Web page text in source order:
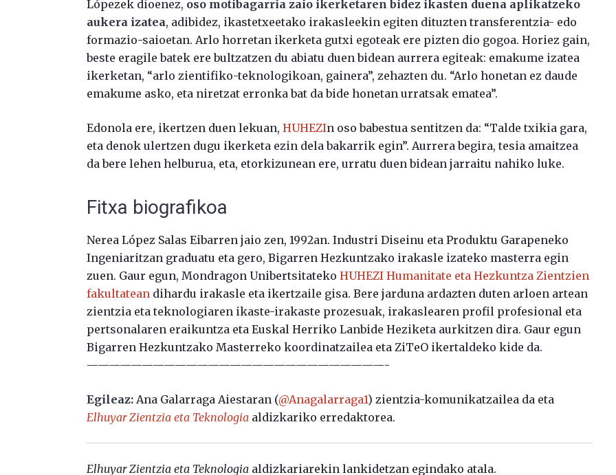
Lópezek dioenez, oso motibagarria zaio ikerketaren bidez ikasten duena aplikatzeko
aukera izatea, adibidez, ikastetxeetako irakasleekin egiten dituzten transferentzia- edo
formazio-saioetan. Arlo horretan ikerketa gutxi egoteak ere pizten dio gogoa. Horiez gain,
beste eragile batek ere bultzatzen du abiatu duen bidean aurrera egiteak: emakume izatea
ikerketan, “arlo zientifiko-teknologikoan, gainera”, zehazten du. “Arlo honetan ez daude
emakume asko, eta niretzat erronka bat da bide honetan urratsak ematea”.
Edonola ere, ikertzen duen lekuan,HUHEZIn oso babestua sentitzen da: “Talde txikia gara,
eta denok ulertzen dugu ikerketa ezin dela bakarrik egin”. Aurrera begira, tesia amaitzea
da bere lehen helburua, eta, etorkizunean ere, urratu duen bidean jarraitu nahiko luke.
Fitxa biografikoa
Nerea López Salas Eibarren jaio zen, 1992an. Industri Diseinu eta Produktu Garapeneko
Ingeniaritzan graduatu eta gero, Bigarren Hezkuntzako irakasle izateko masterra egin
zuen. Gaur egun, Mondragon UnibertsitatekoHUHEZI Humanitate eta Hezkuntza Zientzien
fakultatean dihardu irakasle eta ikertzaile gisa. Bere jarduna ardazten duten arloen artean
zientzia eta teknologiaren ikaste-irakaste prozesuak, irakaslearen profil profesional eta
pertsonalaren eraikuntza eta Euskal Herriko Lanbide Heziketa aurkitzen dira. Gaur egun
Bigarren Hezkuntzako Masterreko koordinatzailea eta ZiTeO ikertaldeko kide da.
———————————————————————————-
Egileaz: Ana Galarraga Aiestaran (@Anagalarraga1) zientzia-komunikatzailea da eta
Elhuyar Zientzia eta Teknologia aldizkariko erredaktorea.
Elhuyar Zientzia eta Teknologia aldizkariarekin lankidetzan egindako atala.